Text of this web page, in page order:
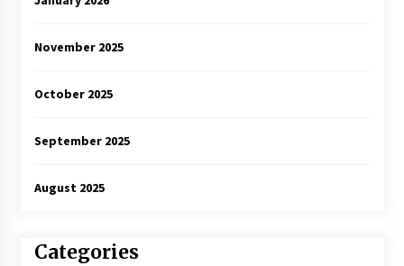
November 2025
October 2025
September 2025
August 2025
Categories